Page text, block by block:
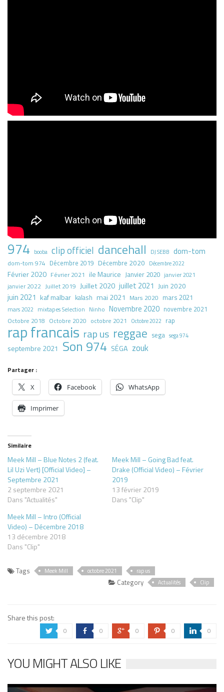
974 booba clip officiel dancehall DJ SEBB dom-tom
dom-tom 974 Décembre 2019 Décembre 2020 Décembre 2022
Février 2020 Février 2021 ile Maurice Janvier 2020 janvier 2021
janvier 2022 Juillet 2019 Juillet 2020 juillet 2021 Juin 2020
juin 2021 kaf malbar kalash mai 2021 Mars 2020 mars 2021
mars 2022 mixtapes Selection Ninho Novembre 2020 novembre 2021
Octobre 2018 Octobre 2020 octobre 2021 Octobre 2022 rap
rap francais rap us reggae sega sega 974
septembre 2021 Son 974 SÉGA zouk
Partager :
X Facebook WhatsApp
Imprimer
Similaire
Meek Mill – Blue Notes 2 (feat.
Lil Uzi Vert) [Official Video] –
Septembre 2021
2 septembre 2021
Dans "Actualités"
Meek Mill – Going Bad feat.
Drake (Official Video) – Février
2019
13 février 2019
Dans "Clip"
Meek Mill – Intro (Official
Video) – Décembre 2018
13 décembre 2018
Dans "Clip"
Tags Meek Mill octobre 2021 rap us
Category Actualités Clip
Share this post:
a 0 b 0 c 0 d 0 j 0
YOU MIGHT ALSO LIKE